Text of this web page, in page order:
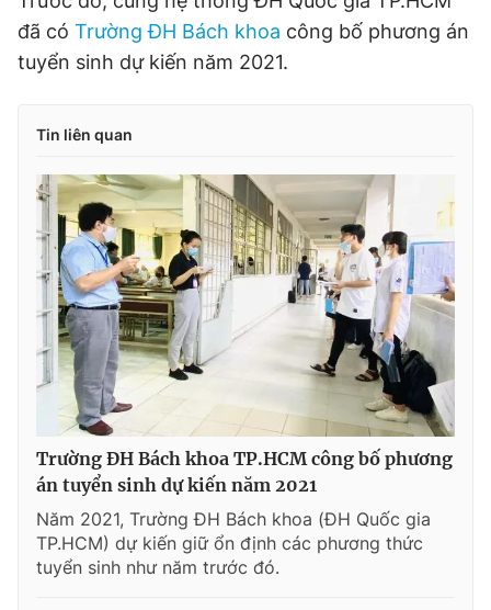
đã có Trường ĐH Bách khoa công bố phương án
tuyển sinh dự kiến năm 2021.
Tin liên quan
Trường ĐH Bách khoa TP.HCM công bố phương
án tuyển sinh dự kiến năm 2021
Năm 2021, Trường ĐH Bách khoa (ĐH Quốc gia
TP.HCM) dự kiến giữ ổn định các phương thức
tuyển sinh như năm trước đó.